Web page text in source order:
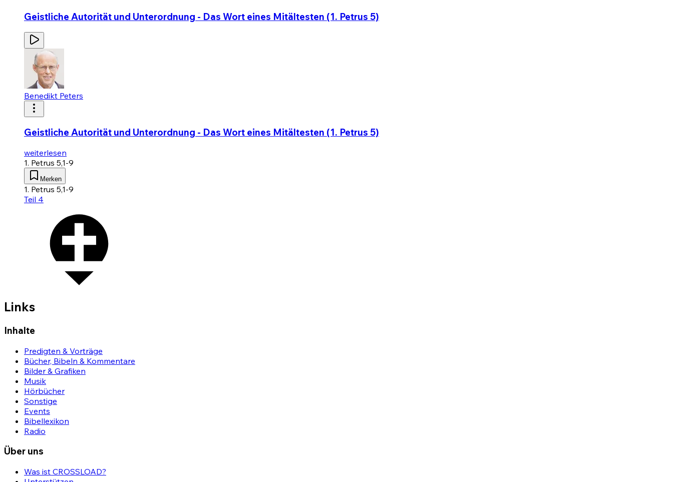
Geistliche Autorität und Unterordnung - Das Wort eines Mitältesten (1. Petrus 5)
Benedikt Peters
Geistliche Autorität und Unterordnung - Das Wort eines Mitältesten (1. Petrus 5)
weiterlesen
1. Petrus 5,1-9
Merken
1. Petrus 5,1-9
Teil 4
Links
Inhalte
Predigten & Vorträge
Bücher, Bibeln & Kommentare
Bilder & Grafiken
Musik
Hörbücher
Sonstige
Events
Bibellexikon
Radio
Über uns
Was ist CROSSLOAD?